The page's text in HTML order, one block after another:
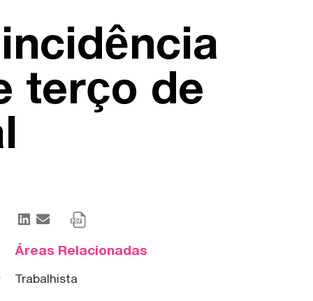
terço de
Áreas Relacionadas
Trabalhista